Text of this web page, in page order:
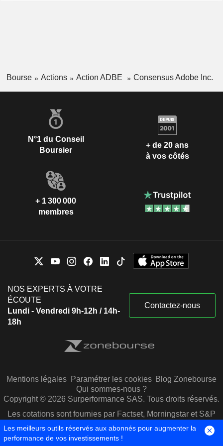
Bourse Actions Action ADBE Consensus Adobe Inc.
N°1 du Conseil
Boursier
+ de 20 ans
à vos côtés
+ 1 300 000
membres
NOS EXPERTS À VOTRE
ÉCOUTE
Lundi - Vendredi 9h-12h / 14h-
18h
Contactez-nous
Mentions légales Paramétrer les cookies Blog Zonebourse
Qui sommes-nous ?
Copyright © 2026 Surperformance SAS. Tous droits réservés.
Les cotations sont fournies par Factset, Morningstar et S&P
Capital IQ
Les meilleurs outils réservés aux abonnés pour augmenter la
performance de vos investissements !